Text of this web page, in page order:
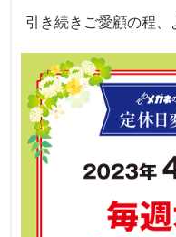
引き続きご愛顧の程、